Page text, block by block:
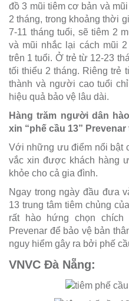
đồ 3 mũi tiêm cơ bản và
2 tháng, trong khoảng thời
7-11 tháng tuổi, sẽ tiêm 2
và mũi nhắc lại cách mũi
trên 1 tuổi. Ở trẻ từ 12-23
tối thiểu 2 tháng. Riêng trẻ
thành và người cao tuổi
hiệu quả bảo vệ lâu dài.
Hàng trăm người dân
xin “phế cầu 13” Prevenar
Với những ưu điểm nổi bật
vắc xin được khách hàng
khỏe cho cả gia đình.
Ngay trong ngày đầu đưa
13 trung tâm tiêm chủng
rất hào hứng chọn chích
Prevenar để bảo vệ bản
nguy hiểm gây ra bởi phế
VNVC Đà Nẵng: